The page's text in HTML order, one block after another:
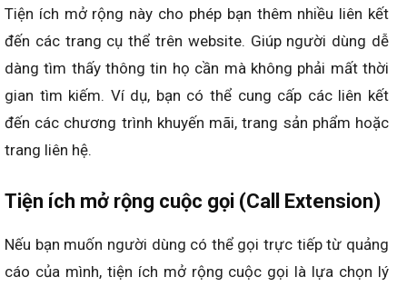
Tiện ích mở rộng này cho phép bạn thêm nhiều liên kết
đến các trang cụ thể trên website. Giúp người dùng dễ
dàng tìm thấy thông tin họ cần mà không phải mất thời
gian tìm kiếm. Ví dụ, bạn có thể cung cấp các liên kết
đến các chương trình khuyến mãi, trang sản phẩm hoặc
trang liên hệ.
Tiện ích mở rộng cuộc gọi (Call Extension)
Nếu bạn muốn người dùng có thể gọi trực tiếp từ quảng
cáo của mình, tiện ích mở rộng cuộc gọi là lựa chọn lý